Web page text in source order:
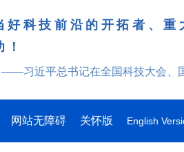
科技前沿的开拓者、
——习近平总书记在全国科技大会、
网站无障碍 关怀版 English